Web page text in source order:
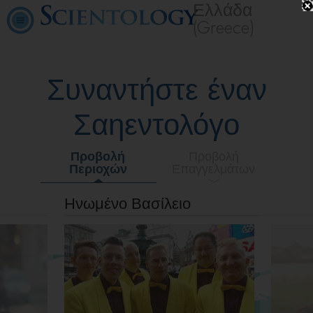
Ελλάδα
(Greece)
Συναντήστε έναν
Σαηεντολόγο
Προβολή
Περιοχών
Ηνωμένo Βασίλειo